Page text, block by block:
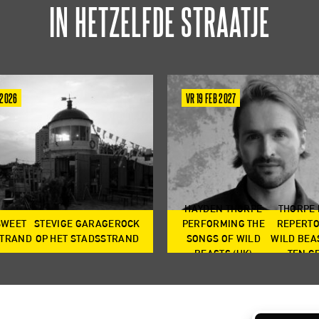
IN HETZELFDE STRAATJE
STEVIGE GARAGEROCK
OP HET STADSSTRAND
VR 19 FEB 2027
HAYDEN THORPE
PERFORMING THE
SONGS OF WILD
BEASTS (UK)
THORPE
WILD
TEN